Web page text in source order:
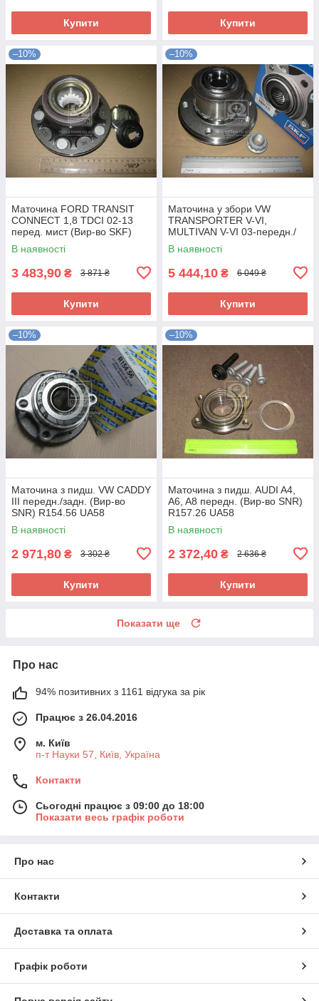
Купити Купити
–10%
Маточина FORD TRANSIT
CONNECT 1,8 TDCI 02-13
перед. мист (Вир-во SKF)
VKBA 6522 UA58
В наявності
3 483,90 ₴ 3 871 ₴
Купити
–10%
Маточина у збори VW
TRANSPORTER V-VI,
MULTIVAN V-VI 03-передн./
задн. мист (Вир-во SKF)
VKBA 3646 UA58
В наявності
5 444,10 ₴ 6 049 ₴
Купити
–10%
Маточина з пидш. VW CADDY
III передн./задн. (Вир-во
SNR) R154.56 UA58
В наявності
2 971,80 ₴ 3 302 ₴
Купити
–10%
Маточина з пидш. AUDI A4,
A6, A8 передн. (Вир-во SNR)
R157.26 UA58
В наявності
2 372,40 ₴ 2 636 ₴
Купити
Показати ще
Про нас
94% позитивних з 1161 відгука за рік
Працює з 26.04.2016
м. Київ
п-т Науки 57, Київ, Україна
Контакти
Сьогодні працює з 09:00 до 18:00
Показати весь графік роботи
Про нас
Контакти
Доставка та оплата
Графік роботи